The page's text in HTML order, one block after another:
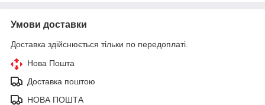
Умови доставки
Доставка здійснюється тільки по передоплаті.
Нова Пошта
Доставка поштою
НОВА ПОШТА